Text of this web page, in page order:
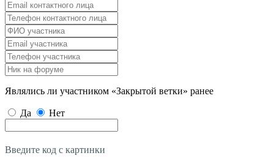
Являлись ли участником «Закрытой ветки» ранее
Да Нет
Введите код с картинки